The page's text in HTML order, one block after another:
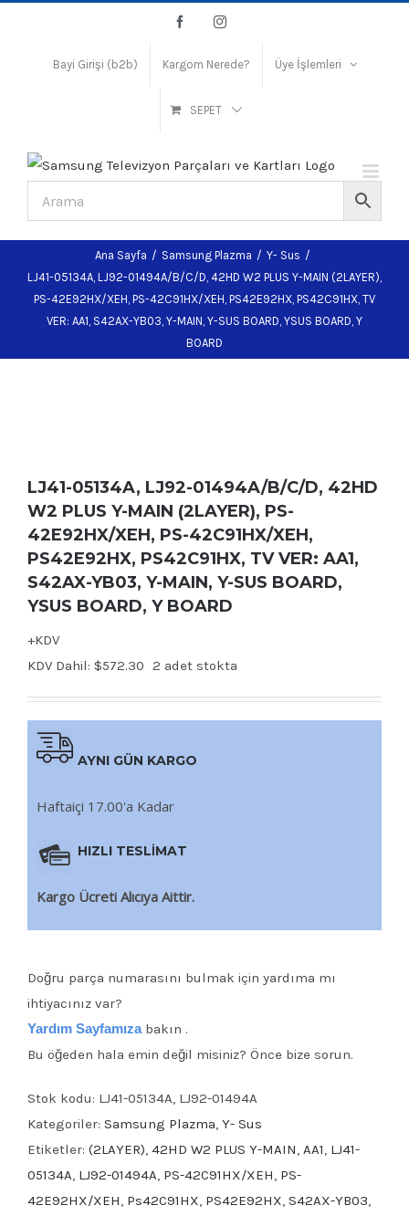
FacebookInstagram
Bayi Girişi (b2b) Kargom Nerede? Üye İşlemleri
SEPET
Ana Sayfa / Samsung Plazma / Y- Sus /
LJ41-05134A, LJ92-01494A/B/C/D, 42HD W2 PLUS Y-MAIN (2LAYER),
PS-42E92HX/XEH, PS-42C91HX/XEH, PS42E92HX, PS42C91HX, TV
VER: AA1, S42AX-YB03, Y-MAIN, Y-SUS BOARD, YSUS BOARD, Y
BOARD
LJ41-05134A, LJ92-01494A/B/C/D, 42HD
W2 PLUS Y-MAIN (2LAYER), PS-
42E92HX/XEH, PS-42C91HX/XEH,
PS42E92HX, PS42C91HX, TV VER: AA1,
S42AX-YB03, Y-MAIN, Y-SUS BOARD,
YSUS BOARD, Y BOARD
+KDV
KDV Dahil: $572.30 2 adet stokta
AYNI GÜN KARGO
Haftaiçi 17.00'a Kadar
HIZLI TESLİMAT
Kargo Ücreti Alıcıya Aittir.
Doğru parça numarasını bulmak için yardıma mı
ihtiyacınız var?
Yardım Sayfamızabakın .
Bu öğeden hala emin değil misiniz? Önce bize sorun.
Stok kodu: LJ41-05134A, LJ92-01494A
Kategoriler: Samsung Plazma Y- Sus
Etiketler: (2LAYER) 42HD W2 PLUS Y-MAIN AA1 LJ41-
05134A LJ92-01494A PS-42C91HX/XEH PS-
42E92HX/XEH Ps42C91HX PS42E92HX S42AX-YB03